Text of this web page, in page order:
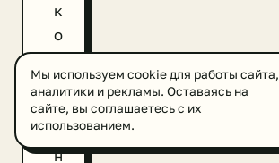
к
о
л
е
б
а
н
Мы используем cookie для работы сайта,
аналитики и рекламы. Оставаясь на
сайте, вы соглашаетесь с их
использованием.